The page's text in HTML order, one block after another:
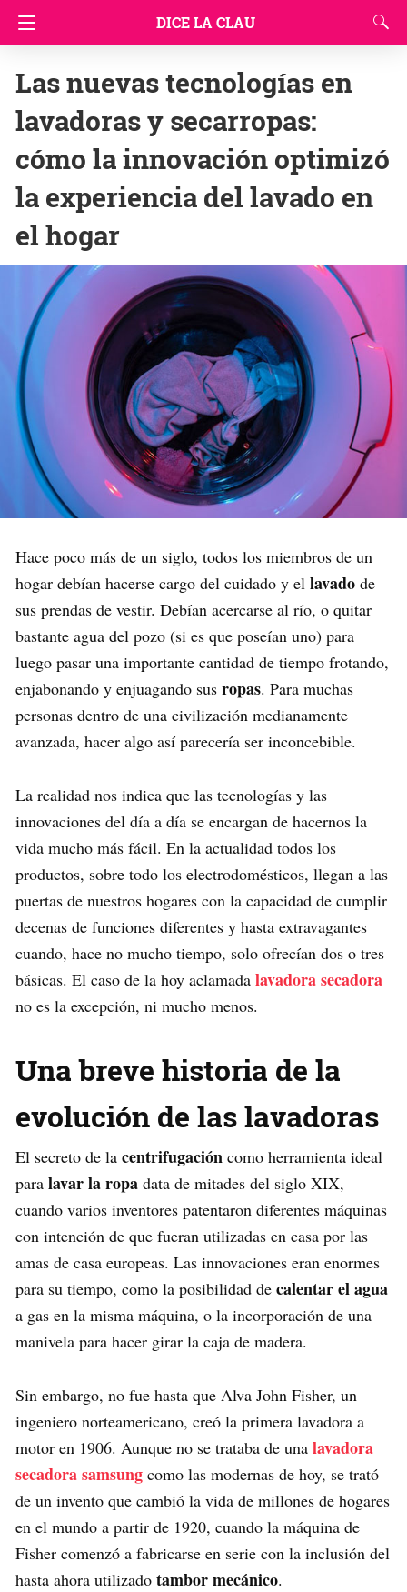
DICE LA CLAU
Las nuevas tecnologías en
lavadoras y secarropas:
cómo la innovación optimizó
la experiencia del lavado en
el hogar
Hace poco más de un siglo, todos los miembros de un
hogar debían hacerse cargo del cuidado y el lavado de
sus prendas de vestir. Debían acercarse al río, o quitar
bastante agua del pozo (si es que poseían uno) para
luego pasar una importante cantidad de tiempo frotando,
enjabonando y enjuagando sus ropas. Para muchas
personas dentro de una civilización medianamente
avanzada, hacer algo así parecería ser inconcebible.
La realidad nos indica que las tecnologías y las
innovaciones del día a día se encargan de hacernos la
vida mucho más fácil. En la actualidad todos los
productos, sobre todo los electrodomésticos, llegan a las
puertas de nuestros hogares con la capacidad de cumplir
decenas de funciones diferentes y hasta extravagantes
cuando, hace no mucho tiempo, solo ofrecían dos o tres
básicas. El caso de la hoy aclamada lavadora secadora
no es la excepción, ni mucho menos.
Una breve historia de la
evolución de las lavadoras
El secreto de la centrifugación como herramienta ideal
para lavar la ropa data de mitades del siglo XIX,
cuando varios inventores patentaron diferentes máquinas
con intención de que fueran utilizadas en casa por las
amas de casa europeas. Las innovaciones eran enormes
para su tiempo, como la posibilidad de calentar el agua
a gas en la misma máquina, o la incorporación de una
manivela para hacer girar la caja de madera.
Sin embargo, no fue hasta que Alva John Fisher, un
ingeniero norteamericano, creó la primera lavadora a
motor en 1906. Aunque no se trataba de una lavadora
secadora samsung como las modernas de hoy, se trató
de un invento que cambió la vida de millones de hogares
en el mundo a partir de 1920, cuando la máquina de
Fisher comenzó a fabricarse en serie con la inclusión del
hasta ahora utilizado tambor mecánico.